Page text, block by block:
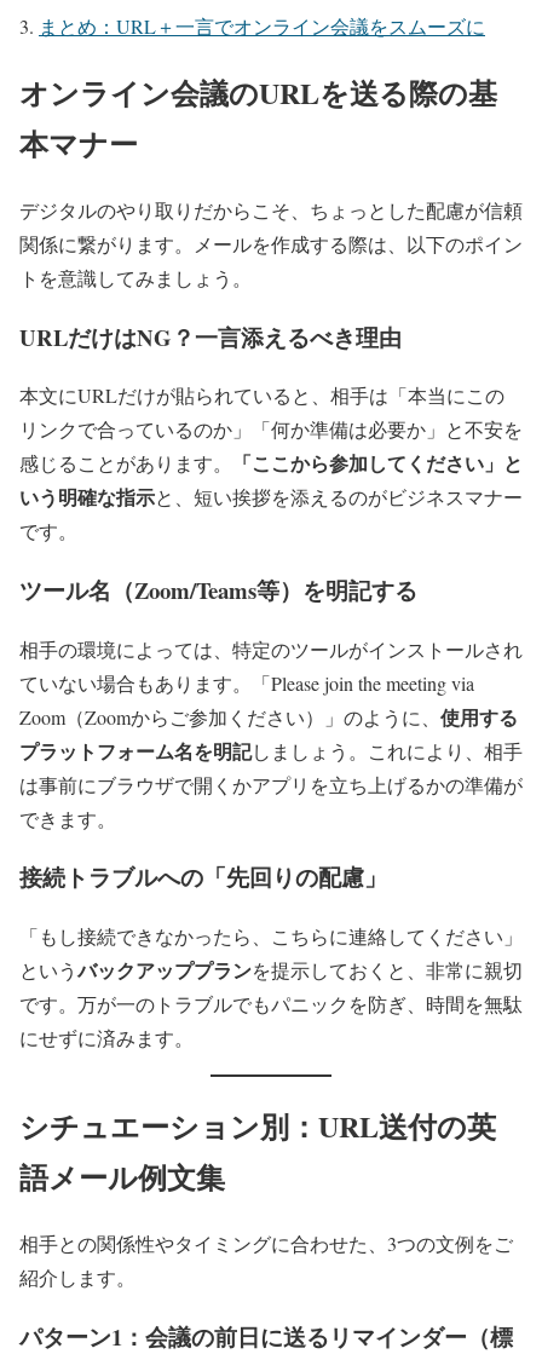
まとめ：URL＋一言でオンライン会議をスムーズに
オンライン会議のURLを送る際の基
本マナー
デジタルのやり取りだからこそ、ちょっとした配慮が信頼
関係に繋がります。メールを作成する際は、以下のポイン
トを意識してみましょう。
URLだけはNG？一言添えるべき理由
本文にURLだけが貼られていると、相手は「本当にこの
リンクで合っているのか」「何か準備は必要か」と不安を
感じることがあります。
「ここから参加してください」と
いう明確な指示と、短い挨拶を添えるのがビジネスマナー
です。
ツール名（Zoom/Teams等）を明記する
相手の環境によっては、特定のツールがインストールされ
ていない場合もあります。「Please join the meeting via
Zoom（Zoomからご参加ください）」のように、 使用する
プラットフォーム名を明記しましょう。これにより、相手
は事前にブラウザで開くかアプリを立ち上げるかの準備が
できます。
接続トラブルへの「先回りの配慮」
「もし接続できなかったら、こちらに連絡してください」
というバックアッププランを提示しておくと、非常に親切
です。万が一のトラブルでもパニックを防ぎ、時間を無駄
にせずに済みます。
シチュエーション別：URL送付の英
語メール例文集
相手との関係性やタイミングに合わせた、3つの文例をご
紹介します。
パターン1：会議の前日に送るリマインダー（標